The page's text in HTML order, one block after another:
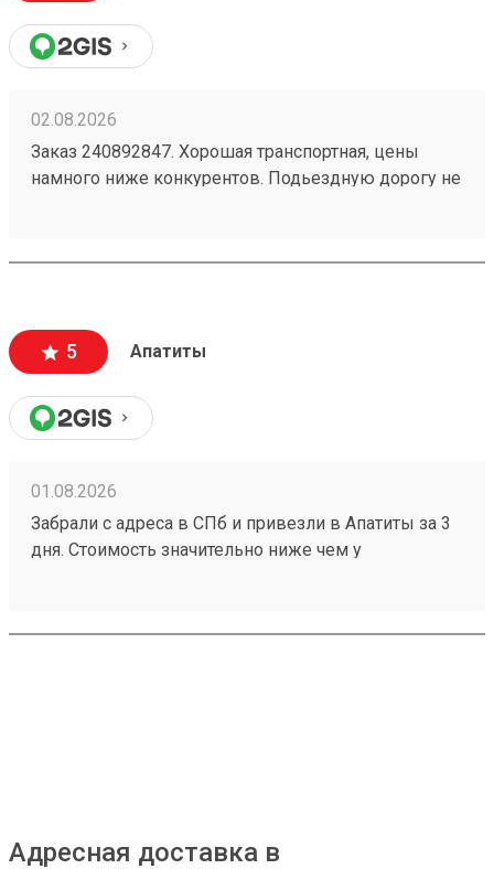
02.08.2026
Заказ 240892847. Хорошая транспортная, цены
намного ниже конкурентов. Подьездную дорогу не
подскажут как лучше упаковать. Заказы
5 Апатиты
01.08.2026
Забрали с адреса в СПб и привезли в Апатиты за 3
дня. Стоимость значительно ниже чем у
компанией! Номер заказа 260691900.
Адресная доставка в